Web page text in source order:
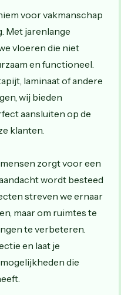
voor vakmanschap
Met jarenlange
vloeren die niet
en functioneel.
laminaat of andere
wij bieden
aansluiten op de
klanten.
zorgt voor een
wordt besteed
streven we ernaar
maar om ruimtes te
te verbeteren.
en laat je
die